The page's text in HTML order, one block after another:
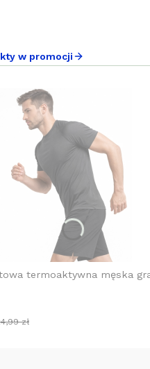
w promocji
termoaktywna męska
zł